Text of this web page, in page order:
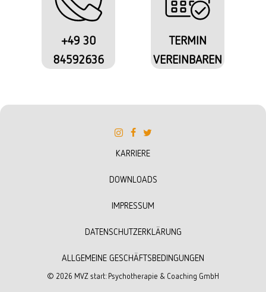
+49 30
84592636
TERMIN
VEREINBAREN
© 2026 MVZ start: Psychotherapie & Coaching GmbH
KARRIERE
DOWNLOADS
IMPRESSUM
DATENSCHUTZERKLÄRUNG
ALLGEMEINE GESCHÄFTSBEDINGUNGEN